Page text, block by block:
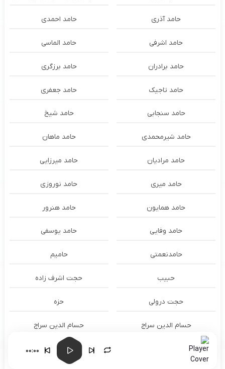
حامد آذری حامد احمدی
حامد اشرفی حامد الماسی
حامد برادران حامد برزگری
حامد تاجیک حامد جعفری
حامد سنجابی حامد شیخ
حامد شیرمحمدی حامد ماهان
حامد مرادیان حامد میرزایی
حامد میری حامد نوروزی
حامد همایون حامد هنرور
حامد وفایی حامد یوسفی
حامدنعمتی حامیم
حبیب حجت اشرف زاده
حجت درولی حزه
حسام الدين سراج حسام الدین سراج
حسام الدین موسوی و طهمورث حسام حیدری 00:00